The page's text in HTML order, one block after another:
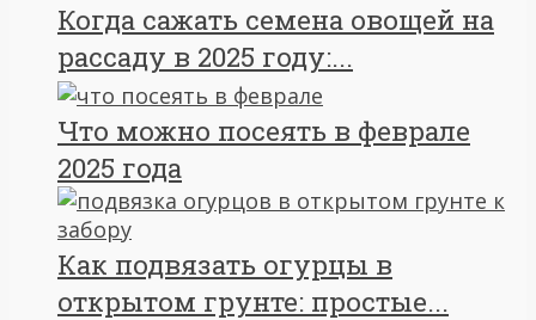
Когда сажать семена овощей на
рассаду в 2025 году:...
Что можно посеять в феврале
2025 года
Как подвязать огурцы в
открытом грунте: простые...